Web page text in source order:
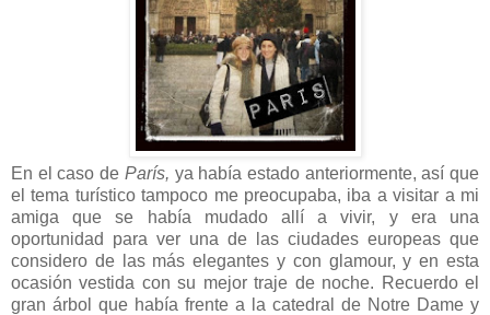
En el caso de París, ya había estado anteriormente, así que
el tema turístico tampoco me preocupaba, iba a visitar a mi
amiga que se había mudado allí a vivir, y era una
oportunidad para ver una de las ciudades europeas que
considero de las más elegantes y con glamour, y en esta
ocasión vestida con su mejor traje de noche. Recuerdo el
gran árbol que había frente a la catedral de Notre Dame y